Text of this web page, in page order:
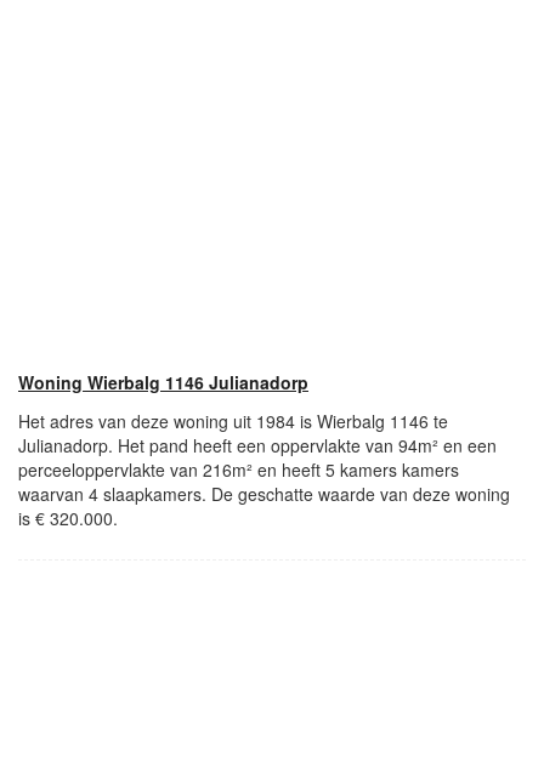
Woning Wierbalg 1146 Julianadorp
Het adres van deze woning uit 1984 is Wierbalg 1146 te
Julianadorp. Het pand heeft een oppervlakte van 94m² en een
perceeloppervlakte van 216m² en heeft 5 kamers kamers
waarvan 4 slaapkamers. De geschatte waarde van deze woning
is € 320.000.